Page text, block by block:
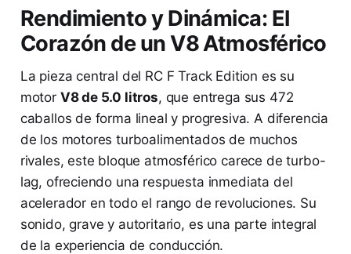
Rendimiento y Dinámica: El
Corazón de un V8 Atmosférico
La pieza central del RC F Track Edition es su
motor V8 de 5.0 litros, que entrega sus 472
caballos de forma lineal y progresiva. A diferencia
de los motores turboalimentados de muchos
rivales, este bloque atmosférico carece de turbo-
lag, ofreciendo una respuesta inmediata del
acelerador en todo el rango de revoluciones. Su
sonido, grave y autoritario, es una parte integral
de la experiencia de conducción.